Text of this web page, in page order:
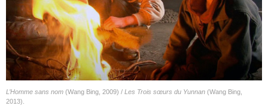
L’Homme sans nom (Wang Bing, 2009) / Les Trois sœurs du Yunnan (Wang Bing,
2013).